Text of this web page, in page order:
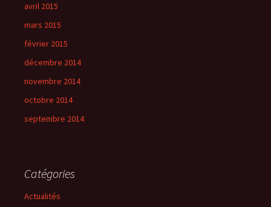
avril 2015
mars 2015
février 2015
décembre 2014
novembre 2014
octobre 2014
septembre 2014
Catégories
Actualités